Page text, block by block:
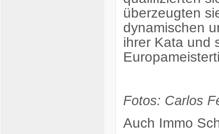
überzeugten
dynamischen
ihrer Kata und
Fotos: Carlos
Auch Immo